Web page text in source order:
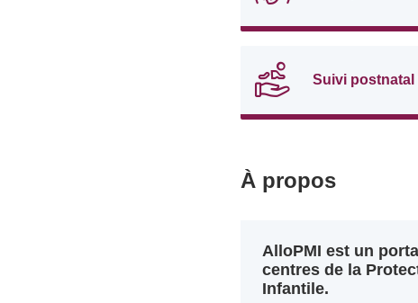
Suivi postnatal
À propos
AlloPMI est un
centres de la
Infantile.